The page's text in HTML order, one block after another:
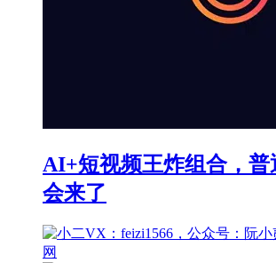
AI+短视频王炸组合，普
会来了